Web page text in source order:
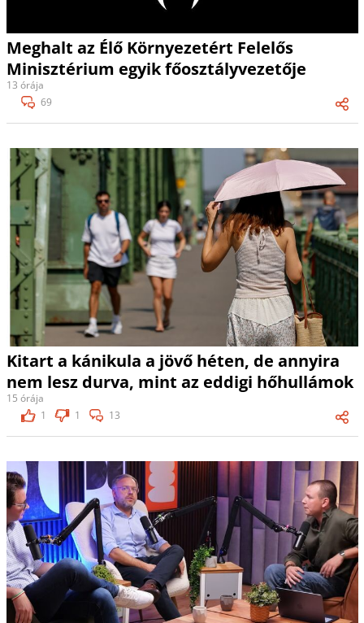
Meghalt az Élő Környezetért Felelős
Minisztérium egyik főosztályvezetője
13 órája
69
Kitart a kánikula a jövő héten, de annyira
nem lesz durva, mint az eddigi hőhullámok
15 órája
1
1 13